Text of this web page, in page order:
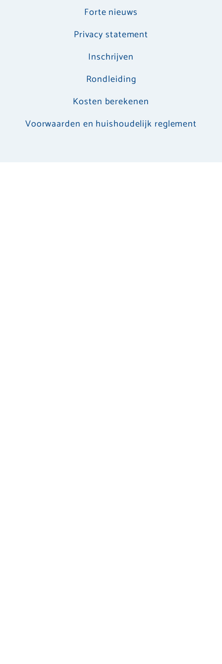
Forte nieuws
Privacy statement
Inschrijven
Rondleiding
Kosten berekenen
Voorwaarden en huishoudelijk reglement